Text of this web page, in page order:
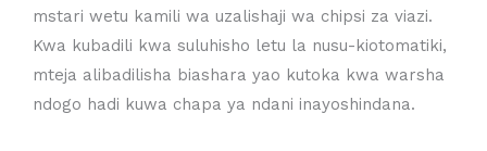
mstari wetu kamili wa uzalishaji wa chipsi za viazi.
Kwa kubadili kwa suluhisho letu la nusu-kiotomatiki,
mteja alibadilisha biashara yao kutoka kwa warsha
ndogo hadi kuwa chapa ya ndani inayoshindana.